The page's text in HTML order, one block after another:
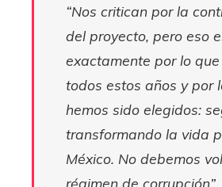
“Nos critican por la
del proyecto, pero eso
exactamente por lo
todos estos años y por
hemos sido elegidos:
transformando la vida
México. No debemos
régimen de